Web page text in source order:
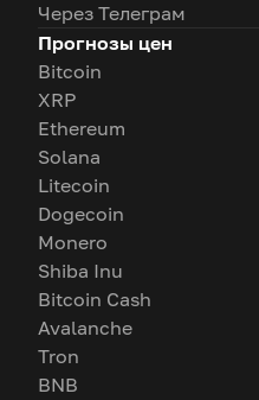
Через Телеграм
Прогнозы цен
Bitcoin
XRP
Ethereum
Solana
Litecoin
Dogecoin
Monero
Shiba Inu
Bitcoin Cash
Avalanche
Tron
BNB